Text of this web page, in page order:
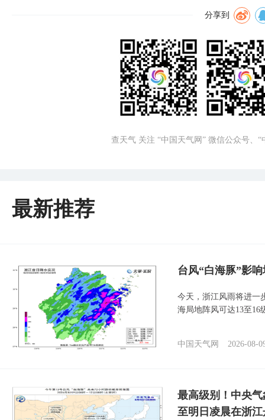
分享到
查天气 关注 “中国天气网” 微信公众号、
最新推荐
台风“白海豚”影
今天，浙江风雨将进一
海局地阵风可达13至16
中国天气网 2026-08-
最高级别！中央
至明日凌晨在浙